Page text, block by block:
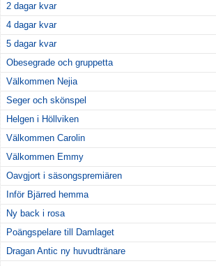
2 dagar kvar
4 dagar kvar
5 dagar kvar
Obesegrade och gruppetta
Välkommen Nejia
Seger och skönspel
Helgen i Höllviken
Välkommen Carolin
Välkommen Emmy
Oavgjort i säsongspremiären
Inför Bjärred hemma
Ny back i rosa
Poängspelare till Damlaget
Dragan Antic ny huvudtränare